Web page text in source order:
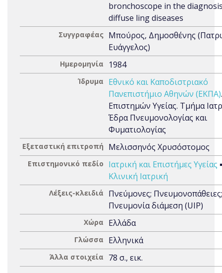
bronchoscope in the
diffuse ling diseases
Συγγραφέας Μπούρος, Δημοσθένης
Ευάγγελος)
Ημερομηνία 1984
Ίδρυμα
Εθνικό και Καποδιστριακό
Πανεπιστήμιο Αθηνών (ΕΚΠΑ)
Επιστημών Υγείας. Τμήμα
Έδρα Πνευμονολογίας και
Φυματιολογίας
Εξεταστική επιτροπή Μελισσηνός Χρυσόστομος
Επιστημονικό πεδίο Ιατρική και Επιστήμες Υγείας
Κλινική Ιατρική
Λέξεις-κλειδιά
Πνεύμονες; Πνευμονοπάθειες;
Πνευμονία διάμεση (UIP)
Χώρα Ελλάδα
Γλώσσα Ελληνικά
Άλλα στοιχεία 78 σ., εικ.